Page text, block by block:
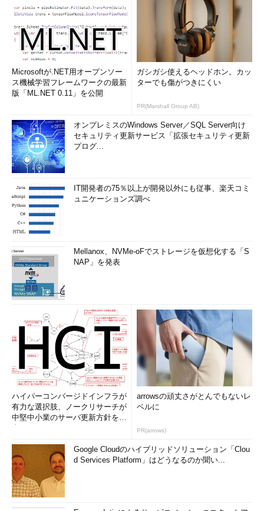
Microsoftが.NET用オープンソー
ス機械学習フレームワークの最新
版「ML.NET 0.11」を公開
ガシガシ使えるヘッドホン。カッ
ターでも傷がつきにくい
PR(Marshall Group AB)
オンプレミスのWindows Server／SQL Server向け
セキュリティ更新サービス「拡張セキュリティ更新
プログ...
IT開発者の75％以上が開発以外にも従事、楽天コミ
ュニケーションズ調べ
Mellanox、NVMe-oFでストレージを仮想化する「S
NAP」を発表
ハイパーコンバージドインフラが
有力な選択肢、ノークリサーチが
中堅中小業のサーバ更新方針を調
arrowsの頑丈さがとんでもないレ
ベルに
PR(arrows)
Google Cloudのハイブリッドソリューション「Clou
d Services Platform」はどうなるのか聞い...